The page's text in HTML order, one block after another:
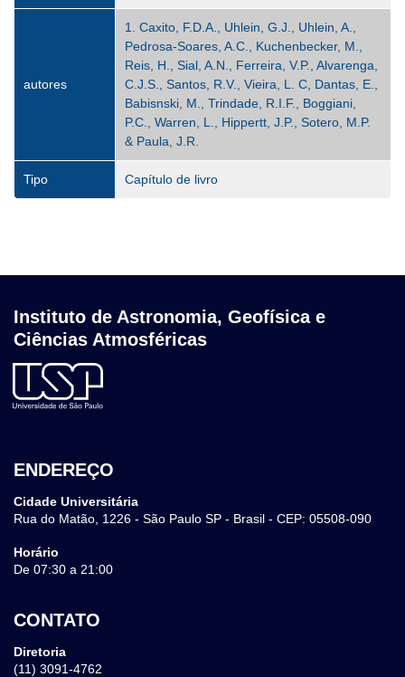
autores
1. Caxito, F.D.A., Uhlein, G.J., Uhlein, A.,
Pedrosa-Soares, A.C., Kuchenbecker, M.,
Reis, H., Sial, A.N., Ferreira, V.P., Alvarenga,
C.J.S., Santos, R.V., Vieira, L. C, Dantas, E.,
Babisnski, M., Trindade, R.I.F., Boggiani,
P.C., Warren, L., Hippertt, J.P., Sotero, M.P.
& Paula, J.R.
Tipo Capítulo de livro
Instituto de Astronomia, Geofísica e
Ciências Atmosféricas
ENDEREÇO
Cidade Universitária
Rua do Matão, 1226 - São Paulo SP - Brasil - CEP: 05508-090
Horário
De 07:30 a 21:00
CONTATO
Diretoria
(11) 3091-4762